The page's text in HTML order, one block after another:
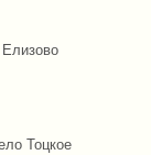
Тоцкое